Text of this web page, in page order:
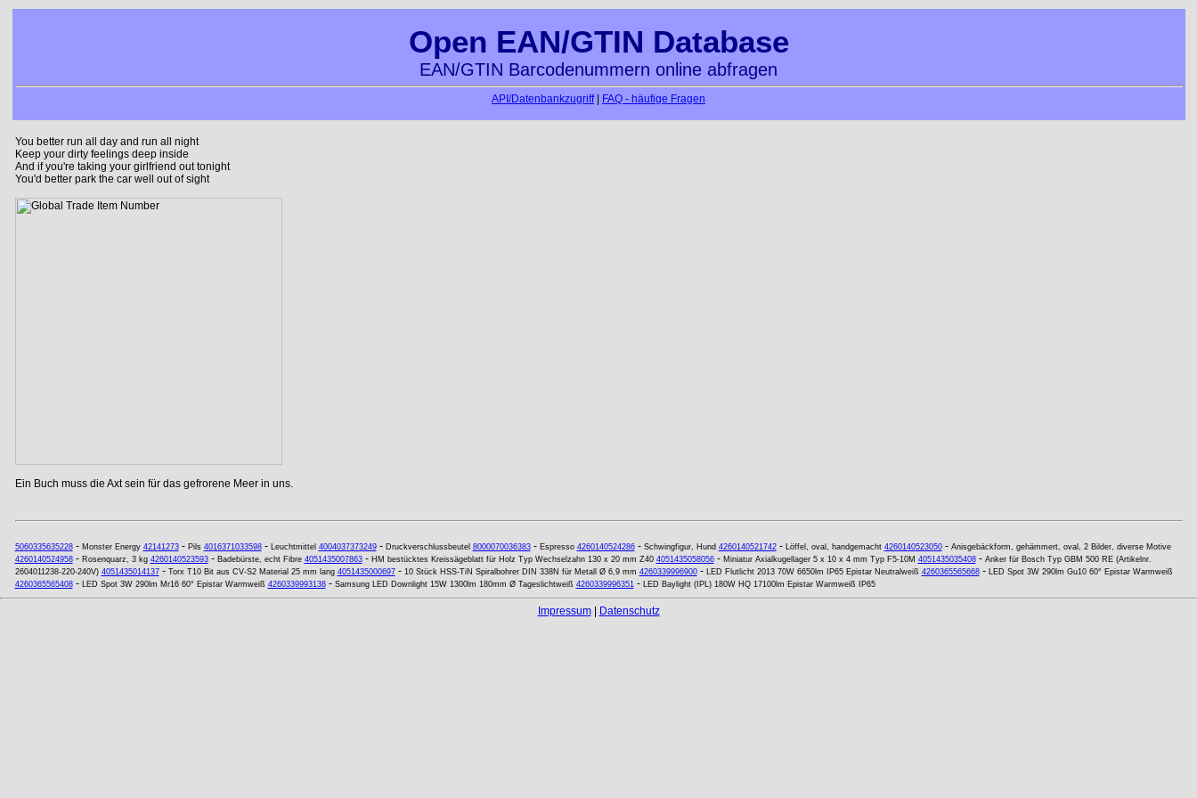
Open EAN/GTIN Database
EAN/GTIN Barcodenummern online abfragen
API/Datenbankzugriff| FAQ - häufige Fragen
You better run all day and run all night
Keep your dirty feelings deep inside
And if you're taking your girlfriend out tonight
You'd better park the car well out of sight
Ein Buch muss die Axt sein für das gefrorene Meer in uns.
5060335635228- Monster Energy 42141273- Pils 4016371033598- Leuchtmittel 4004037373249- Druckverschlussbeutel 8000070036383- Espresso 4260140524286- Schwingfigur, Hund 4260140521742- Löffel, oval, handgemacht 4260140523050- Anisgebäckform, gehämmert, oval, 2 Bilder, diverse Motive
4260140524958- Rosenquarz, 3 kg 4260140523593- Badebürste, echt Fibre 4051435007863- HM bestücktes Kreissägeblatt für Holz Typ Wechselzahn 130 x 20 mm Z40 4051435058056- Miniatur Axialkugellager 5 x 10 x 4 mm Typ F5-10M 4051435035408- Anker für Bosch Typ GBM 500 RE (Artikelnr.
2604011238-220-240V) 4051435014137- Torx T10 Bit aus CV-S2 Material 25 mm lang 4051435000697- 10 Stück HSS-TiN Spiralbohrer DIN 338N für Metall Ø 6,9 mm 4260339996900- LED Flutlicht 2013 70W 6650lm IP65 Epistar Neutralweiß 4260365565668- LED Spot 3W 290lm Gu10 60° Epistar Warmweiß
4260365565408- LED Spot 3W 290lm Mr16 60° Epistar Warmweiß 4260339993138- Samsung LED Downlight 15W 1300lm 180mm Ø Tageslichtweiß 4260339996351- LED Baylight (IPL) 180W HQ 17100lm Epistar Warmweiß IP65
Impressum| Datenschutz